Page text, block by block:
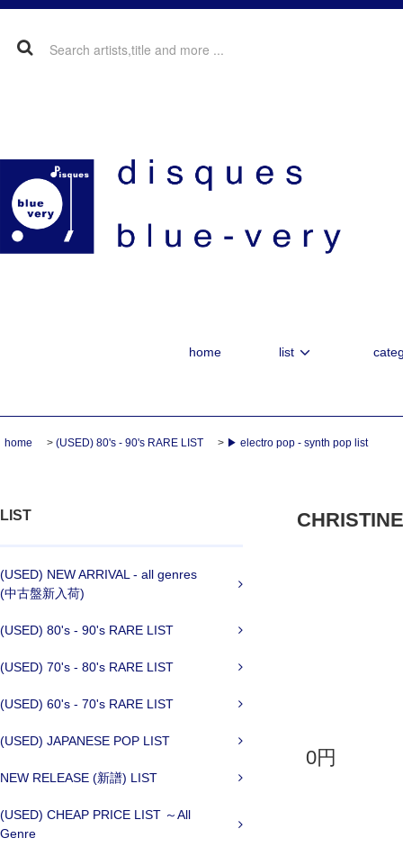
home list
home > (USED) 80's - 90's RARE LIST > ▶ electro pop - synth pop list
LIST
(USED) NEW ARRIVAL - all genres
(中古盤新入荷)
(USED) 80's - 90's RARE LIST
(USED) 70's - 80's RARE LIST
(USED) 60's - 70's RARE LIST
(USED) JAPANESE POP LIST
NEW RELEASE (新譜) LIST
(USED) CHEAP PRICE LIST ～All
Genre
0円